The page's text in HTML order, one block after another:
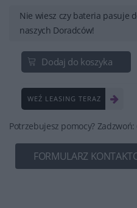
Nie wiesz czy bateria pasuje
naszych Doradców!
Dodaj do koszyka
WEŹ LEASING TERAZ
Potrzebujesz pomocy? Zadzwoń:
FORMULARZ